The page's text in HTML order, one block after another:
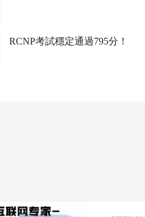
RCNP考試穩定通過795分！